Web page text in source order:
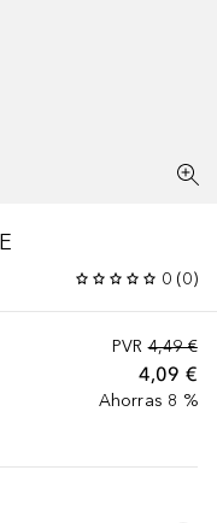
0 (0)
PVR 4,49 €
4,09 €
Ahorras 8 %